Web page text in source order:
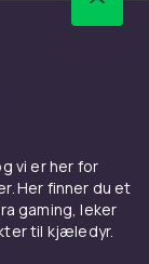
vi er her for
Her finner du et
gaming, leker
til kjæledyr.